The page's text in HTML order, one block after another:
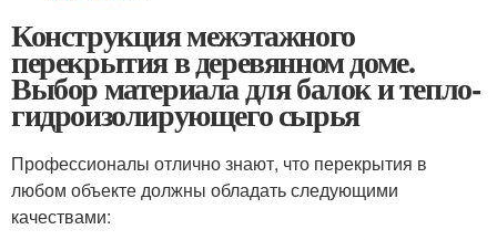
Конструкция межэтажного
перекрытия в деревянном доме.
Выбор материала для балок и тепло-
гидроизолирующего сырья
Профессионалы отлично знают, что перекрытия в
любом объекте должны обладать следующими
качествами: